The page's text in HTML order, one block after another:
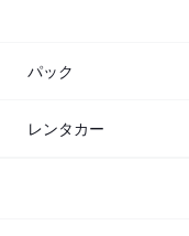
パック
レンタカー